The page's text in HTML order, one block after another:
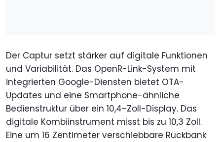
Der Captur setzt stärker auf digitale Funktionen
und Variabilität. Das OpenR-Link-System mit
integrierten Google-Diensten bietet OTA-
Updates und eine Smartphone-ähnliche
Bedienstruktur über ein 10,4-Zoll-Display. Das
digitale Kombiinstrument misst bis zu 10,3 Zoll.
Eine um 16 Zentimeter verschiebbare Rückbank